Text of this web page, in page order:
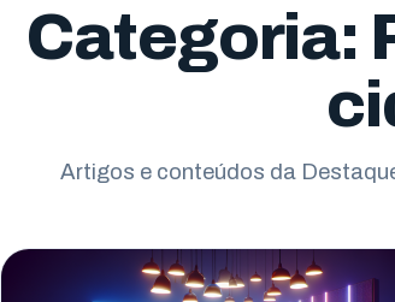
Categoria:
Artigos e conteúdos da